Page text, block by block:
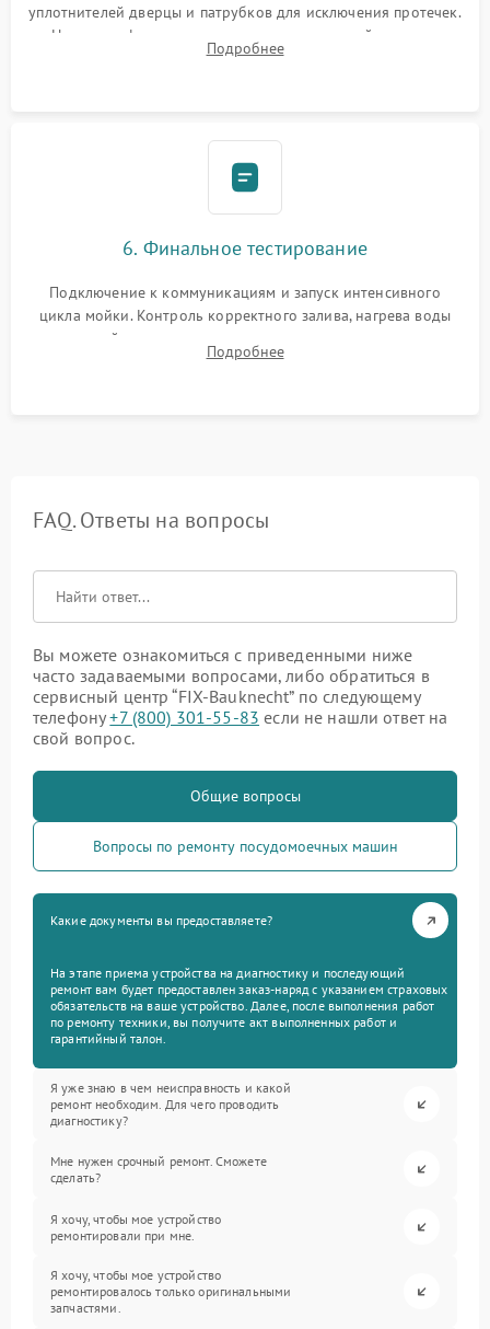
уплотнителей дверцы и патрубков для исключения протечек.
Надежная фиксация хомутов гидравлической системы,
сборка корпуса и установка датчика поплавка.
Подробнее
6. Финальное тестирование
Подключение к коммуникациям и запуск интенсивного
цикла мойки. Контроль корректного залива, нагрева воды
до нужной температуры, отсутствия посторонних шумов,
штатного слива и абсолютной сухости в поддоне.
Подробнее
FAQ. Ответы на вопросы
Вы можете ознакомиться с приведенными ниже
часто задаваемыми вопросами, либо обратиться в
сервисный центр “FIX-Bauknecht” по следующему
телефону+7 (800) 301-55-83 если не нашли ответ на
свой вопрос.
Общие вопросы
Вопросы по ремонту посудомоечных машин
Какие документы вы предоставляете?
На этапе приема устройства на диагностику и последующий
ремонт вам будет предоставлен заказ-наряд с указанием страховых
обязательств на ваше устройство. Далее, после выполнения работ
по ремонту техники, вы получите акт выполненных работ и
гарантийный талон.
Я уже знаю в чем неисправность и какой
ремонт необходим. Для чего проводить
диагностику?
Мне нужен срочный ремонт. Сможете
сделать?
Я хочу, чтобы мое устройство
ремонтировали при мне.
Я хочу, чтобы мое устройство
ремонтировалось только оригинальными
запчастями.